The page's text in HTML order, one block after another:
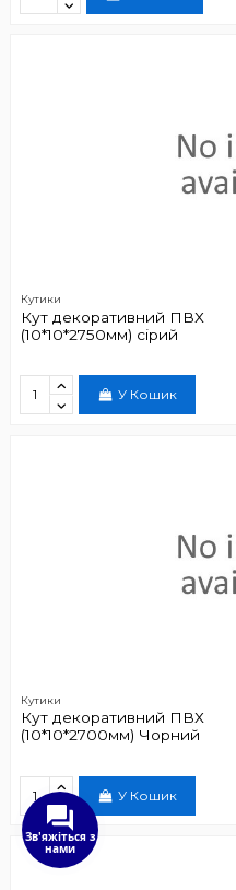
Кутики
Кут декоративний ПВХ
(10*10*2750мм) сірий
У Кошик
Кутики
Кут декоративний ПВХ
(10*10*2700мм) Чорний
У Кошик
Зв'яжіться з
нами